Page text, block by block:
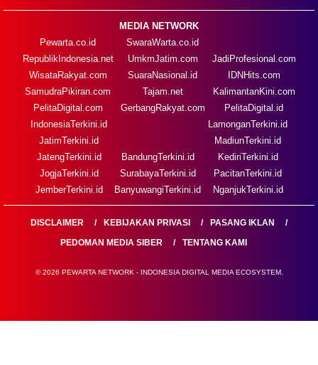
MEDIA NETWORK
Pewarta.co.id
RepublikIndonesia.net
WisataRakyat.com
SamudraPikiran.com
PelitaDigital.com
SwaraWarta.co.id
UmkmJatim.com
SuaraNasional.id
Tajam.net
GerbangRakyat.com
JadiProfesional.com
IDNHits.com
KalimantanKini.com
PelitaDigital.id
IndonesiaTerkini.id
JatimTerkini.id
JatengTerkini.id
JogjaTerkini.id
JemberTerkini.id
BandungTerkini.id
SurabayaTerkini.id
BanyuwangiTerkini.id
LamonganTerkini.id
MadiunTerkini.id
KediriTerkini.id
PacitanTerkini.id
NganjukTerkini.id
DISCLAIMER KEBIJAKAN PRIVASI
PASANG IKLAN
PEDOMAN MEDIA SIBER
TENTANG KAMI
© 2026 PEWARTA NETWORK - INDONESIA DIGITAL MEDIA ECOSYSTEM.